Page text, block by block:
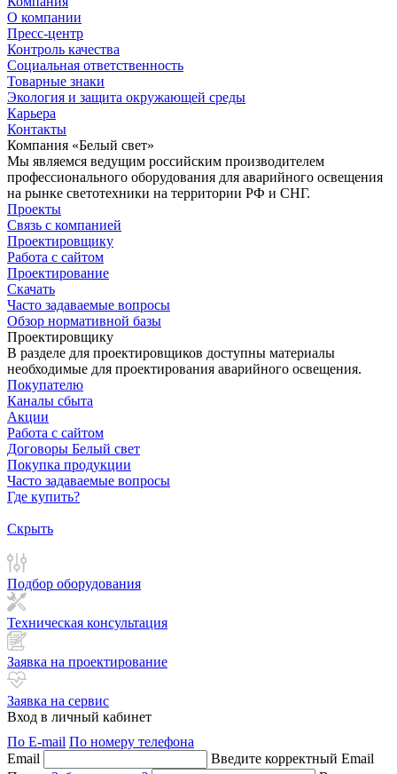
О компании
Пресс-центр
Контроль качества
Социальная ответственность
Товарные знаки
Экология и защита окружающей среды
Карьера
Контакты
Компания «Белый свет»
Мы являемся ведущим российским производителем
профессионального оборудования для аварийного освещения
на рынке светотехники на территории РФ и СНГ.
Проекты
Связь с компанией
Проектировщику
Работа с сайтом
Проектирование
Скачать
Часто задаваемые вопросы
Обзор нормативной базы
Проектировщику
В разделе для проектировщиков доступны материалы
необходимые для проектирования аварийного освещения.
Покупателю
Каналы сбыта
Акции
Работа с сайтом
Договоры Белый свет
Покупка продукции
Часто задаваемые вопросы
Где купить?
Скрыть
Подбор оборудования
Техническая консультация
Заявка на проектирование
Заявка на сервис
Вход в личный кабинет
По E-mail По номеру телефона
Email
Введите корректный Email